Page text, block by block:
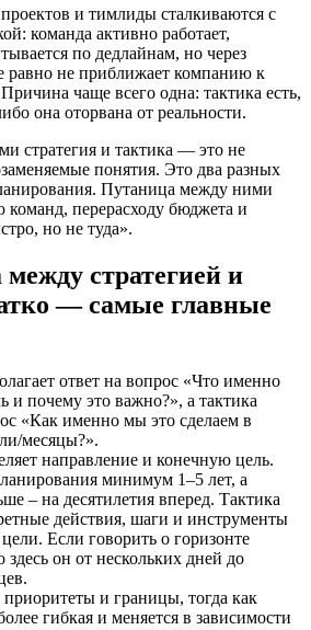
и тимлиды сталкиваются с
команда активно работает,
по дедлайнам, но через
равно не приближает компанию к
чаще всего одна: тактика есть,
она оторвана от реальности.
стратегия и тактика — это не
понятия. Это два разных
Путаница между ними
перерасходу бюджета и
но не туда».
стратегией и
— самые главные
ответ на вопрос «Что именно
и почему это важно?», а тактика
«Как именно мы это сделаем в
месяцы?».
направление и конечную цель.
минимум 1–5 лет, а
– на десятилетия вперед. Тактика
действия, шаги и инструменты
Если говорить о горизонте
здесь он от нескольких дней до
приоритеты и границы, тогда как
гибкая и меняется в зависимости